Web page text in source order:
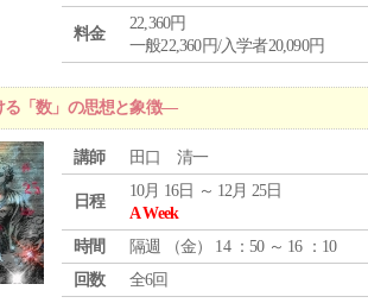
料金
22,360円
一般22,360円/入学者20,090円
「数」の思想と象徴―
講師 田口 清一
日程
10月 16日 ～ 12月 25日
A Week
時間
隔週 （金） 14 ：50 ～ 16 ：10
回数
全6回